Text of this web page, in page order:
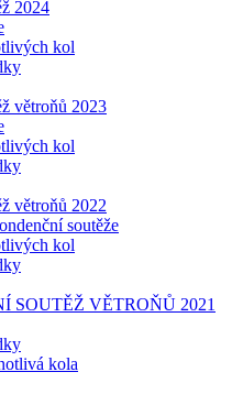
2024
kol
větroňů 2023
kol
větroňů 2022
soutěže
kol
SOUTĚŽ VĚTROŇŮ 2021
kola